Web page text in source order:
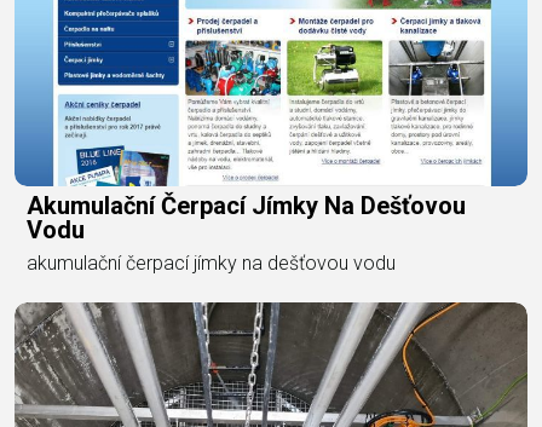
Akumulační Čerpací Jímky Na Dešťovou
Vodu
akumulační čerpací jímky na dešťovou vodu